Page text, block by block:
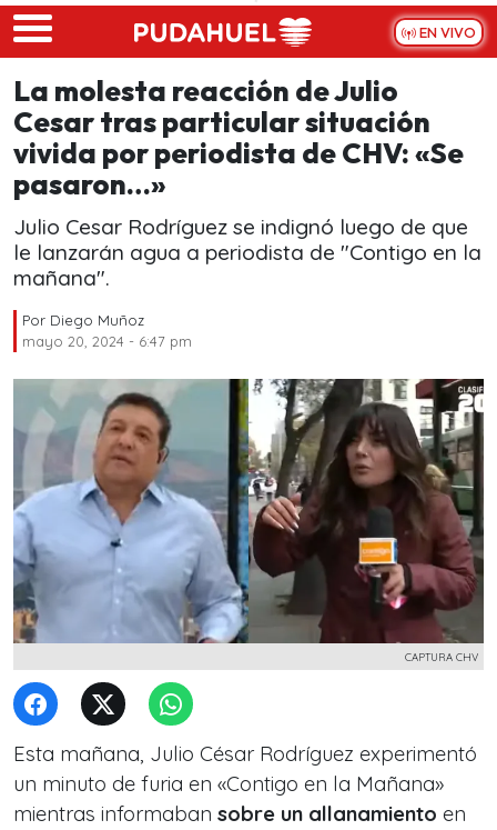
Skip to main content
EN VIVO
La molesta reacción de Julio
Cesar tras particular situación
vivida por periodista de CHV: «Se
pasaron…»
Julio Cesar Rodríguez se indignó luego de que
le lanzarán agua a periodista de "Contigo en la
mañana".
Por Diego Muñoz
mayo 20, 2024 - 6:47 pm
CAPTURA CHV
Esta mañana, Julio César Rodríguez experimentó
un minuto de furia en «Contigo en la Mañana»
mientras informaban sobre un allanamiento en